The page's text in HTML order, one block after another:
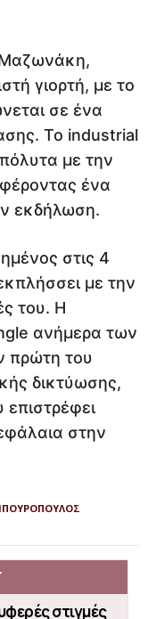
Μαζωνάκη,
γιορτή, με το
σε ένα
Το industrial
με την
ένα
εκδήλωση.
στις 4
με την
του. Η
ανήμερα των
πρώτη του
δικτύωσης,
επιστρέφει
στην
στιγμές